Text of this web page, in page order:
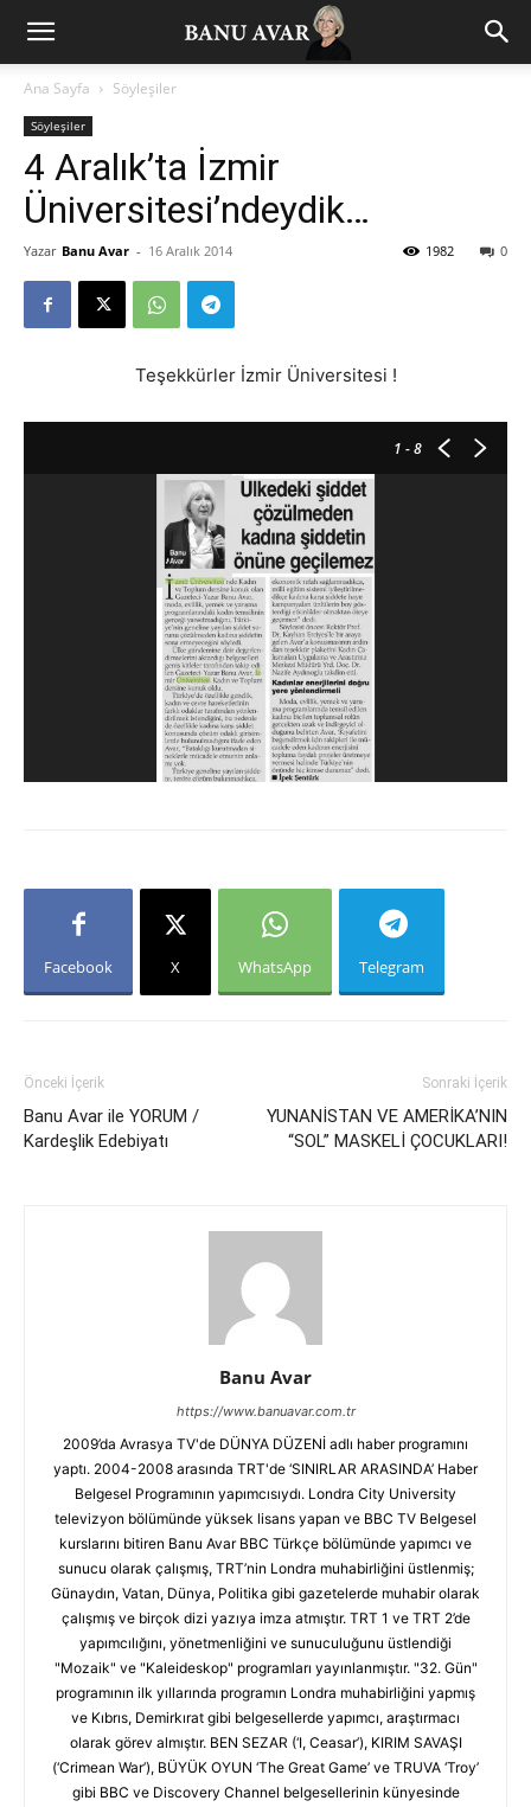
Ana Sayfa Söyleşiler
Söyleşiler
4 Aralık’ta İzmir
Üniversitesi’ndeydik…
Yazar Banu Avar - 16 Aralık 2014 0
1982
Teşekkürler İzmir Üniversitesi !
1 - 8
Facebook X WhatsApp Telegram
Önceki İçerik
Banu Avar ile YORUM /
Kardeşlik Edebiyatı
Sonraki İçerik
YUNANİSTAN VE AMERİKA’NIN
“SOL” MASKELİ ÇOCUKLARI!
Banu Avar
https://www.banuavar.com.tr
2009’da Avrasya TV'de DÜNYA DÜZENİ adlı haber programını
yaptı. 2004-2008 arasında TRT'de ‘SINIRLAR ARASINDA’ Haber
Belgesel Programının yapımcısıydı. Londra City University
televizyon bölümünde yüksek lisans yapan ve BBC TV Belgesel
kurslarını bitiren Banu Avar BBC Türkçe bölümünde yapımcı ve
sunucu olarak çalışmış, TRT’nin Londra muhabirliğini üstlenmiş;
Günaydın, Vatan, Dünya, Politika gibi gazetelerde muhabir olarak
çalışmış ve birçok dizi yazıya imza atmıştır. TRT 1 ve TRT 2’de
yapımcılığını, yönetmenliğini ve sunuculuğunu üstlendiği
"Mozaik" ve "Kaleideskop" programları yayınlanmıştır. "32. Gün"
programının ilk yıllarında programın Londra muhabirliğini yapmış
ve Kıbrıs, Demirkırat gibi belgesellerde yapımcı, araştırmacı
olarak görev almıştır. BEN SEZAR (‘I, Ceasar’), KIRIM SAVAŞI
(‘Crimean War’), BÜYÜK OYUN ‘The Great Game’ ve TRUVA ‘Troy’
gibi BBC ve Discovery Channel belgesellerinin künyesinde